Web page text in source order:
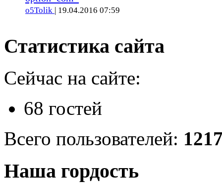
o5Tolik | 19.04.2016 07:59
Статистика сайта
Сейчас на сайте:
68 гостей
Всего пользователей:
Наша гордость